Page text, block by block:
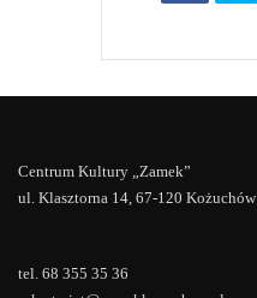
Centrum Kultury „Zamek”
ul. Klasztorna 14, 67-120 Kożuchów
tel. 68 355 35 36